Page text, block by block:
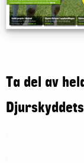
Ta del av